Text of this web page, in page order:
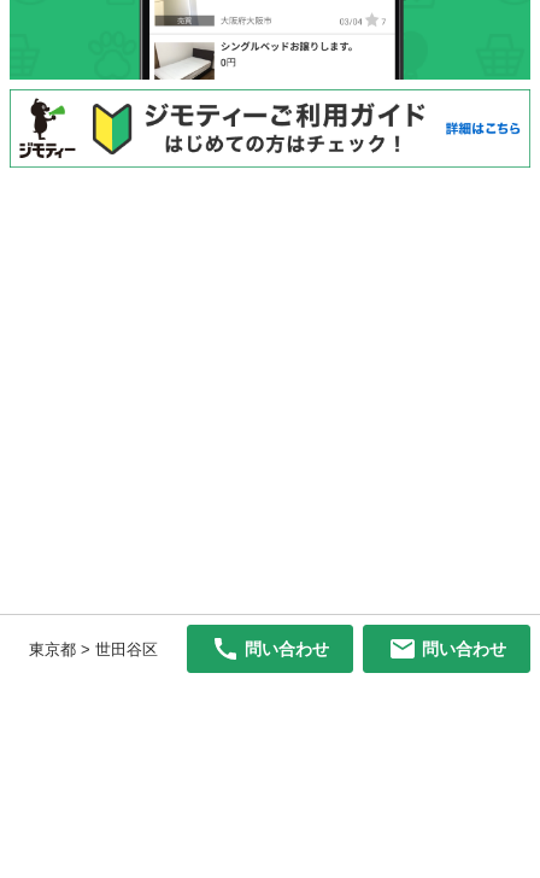
東京都 > 世田谷区 問い合わせ 問い合わせ